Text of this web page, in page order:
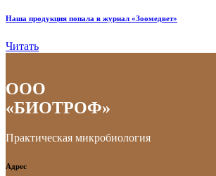
Наша продукция попала в журнал «Зоомедвет»
Читать
ООО
«БИОТРОФ»
Практическая микробиология
Адрес